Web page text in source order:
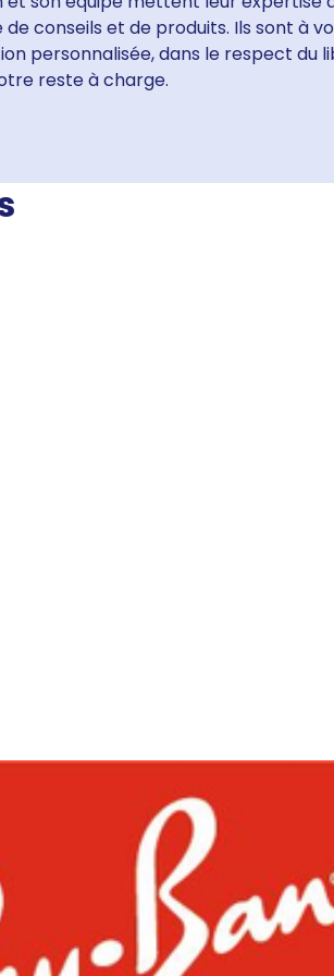
conseils et de produits. Ils sont à
personnalisée, dans le respect du
reste à charge.